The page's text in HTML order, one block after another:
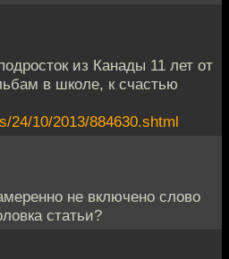
из Канады 11 лет от
в школе, к счастью
24/10/2013/884630.shtml
не включено слово
статьи?